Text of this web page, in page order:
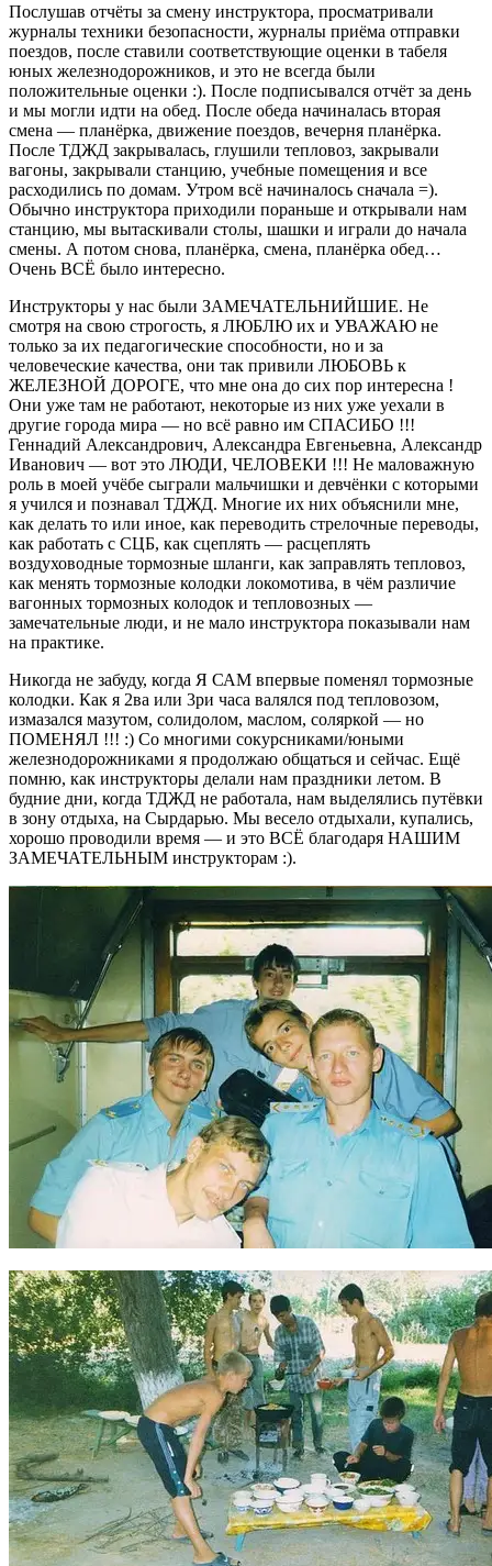
Послушав отчёты за смену инструктора, просматривали
журналы техники безопасности, журналы приёма отправки
поездов, после ставили соответствующие оценки в табеля
юных железнодорожников, и это не всегда были
положительные оценки :). После подписывался отчёт за день
и мы могли идти на обед. После обеда начиналась вторая
смена — планёрка, движение поездов, вечерня планёрка.
После ТДЖД закрывалась, глушили тепловоз, закрывали
вагоны, закрывали станцию, учебные помещения и все
расходились по домам. Утром всё начиналось сначала =).
Обычно инструктора приходили пораньше и открывали нам
станцию, мы вытаскивали столы, шашки и играли до начала
смены. А потом снова, планёрка, смена, планёрка обед…
Очень ВСЁ было интересно.
Инструкторы у нас были ЗАМЕЧАТЕЛЬНИЙШИЕ. Не
смотря на свою строгость, я ЛЮБЛЮ их и УВАЖАЮ не
только за их педагогические способности, но и за
человеческие качества, они так привили ЛЮБОВЬ к
ЖЕЛЕЗНОЙ ДОРОГЕ, что мне она до сих пор интересна !
Они уже там не работают, некоторые из них уже уехали в
другие города мира — но всё равно им СПАСИБО !!!
Геннадий Александрович, Александра Евгеньевна, Александр
Иванович — вот это ЛЮДИ, ЧЕЛОВЕКИ !!! Не маловажную
роль в моей учёбе сыграли мальчишки и девчёнки с которыми
я учился и познавал ТДЖД. Многие их них объяснили мне,
как делать то или иное, как переводить стрелочные переводы,
как работать с СЦБ, как сцеплять — расцеплять
воздуховодные тормозные шланги, как заправлять тепловоз,
как менять тормозные колодки локомотива, в чём различие
вагонных тормозных колодок и тепловозных —
замечательные люди, и не мало инструктора показывали нам
на практике.
Никогда не забуду, когда Я САМ впервые поменял тормозные
колодки. Как я 2ва или 3ри часа валялся под тепловозом,
измазался мазутом, солидолом, маслом, соляркой — но
ПОМЕНЯЛ !!! :) Со многими сокурсниками/юными
железнодорожниками я продолжаю общаться и сейчас. Ещё
помню, как инструкторы делали нам праздники летом. В
будние дни, когда ТДЖД не работала, нам выделялись путёвки
в зону отдыха, на Сырдарью. Мы весело отдыхали, купались,
хорошо проводили время — и это ВСЁ благодаря НАШИМ
ЗАМЕЧАТЕЛЬНЫМ инструкторам :).